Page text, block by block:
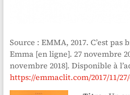
Source : EMMA, 2017. C’est
Emma [en ligne]. 27 novembre
novembre 2018]. Disponible à
https://emmaclit.com/2017/11/